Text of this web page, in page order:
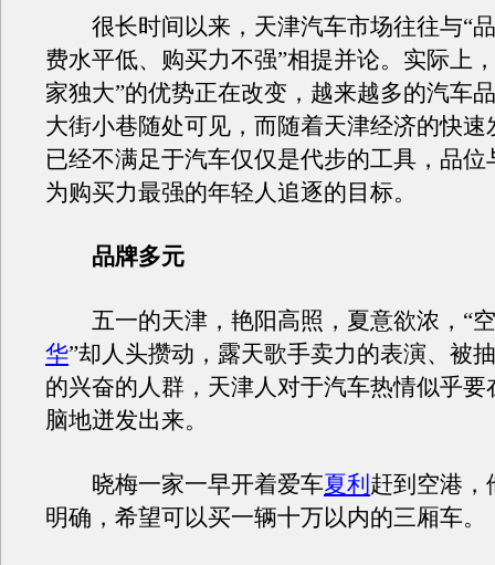
很长时间以来，天津汽车市场往往与“
费水平低、购买力不强”相提并论。实际上，
家独大”的优势正在改变，越来越多的汽车
大街小巷随处可见，而随着天津经济的快速
已经不满足于汽车仅仅是代步的工具，品位
为购买力最强的年轻人追逐的目标。
品牌多元
五一的天津，艳阳高照，夏意欲浓，“
华”却人头攒动，露天歌手卖力的表演、被
的兴奋的人群，天津人对于汽车热情似乎要
脑地迸发出来。
晓梅一家一早开着爱车夏利 赶到空港，
明确，希望可以买一辆十万以内的三厢车。